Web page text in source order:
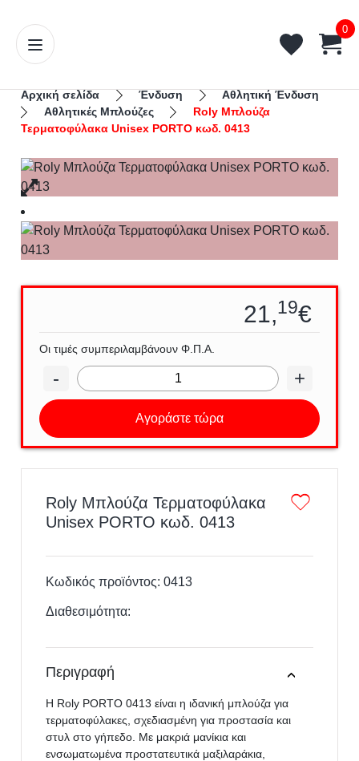
0
Αρχική σελίδα Ένδυση
Αθλητική Ένδυση
Aθλητικές Μπλούζες
Roly Μπλούζα
Τερματοφύλακα Unisex PORTO κωδ. 0413
Roly Μπλούζα Τερματοφύλακα
Unisex PORTO κωδ. 0413
Κωδικός προϊόντος:0413
Διαθεσιμότητα:
Περιγραφή
Η Roly PORTO 0413 είναι η ιδανική μπλούζα για
τερματοφύλακες, σχεδιασμένη για προστασία και
στυλ στο γήπεδο. Με μακριά μανίκια και
ενσωματωμένα προστατευτικά μαξιλαράκια,
21,19€
Οι τιμές συμπεριλαμβάνουν Φ.Π.Α.
- +
Αγοράστε τώρα